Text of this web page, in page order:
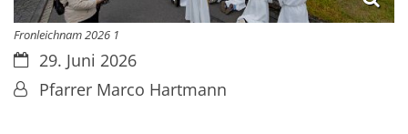
Fronleichnam 2026 1
Datum:29. Juni 2026
Von:Pfarrer Marco Hartmann